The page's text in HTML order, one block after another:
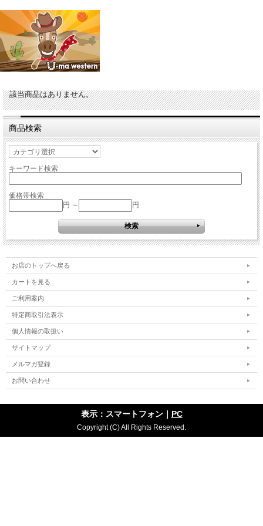
該当商品はありません。
商品検索
キーワード検索
価格帯検索
円 ～
円
お店のトップへ戻る
カートを見る
ご利用案内
特定商取引法表示
個人情報の取扱い
サイトマップ
メルマガ登録
お問い合わせ
表示：スマートフォン｜ PC
Copyright (C) All Rights Reserved.